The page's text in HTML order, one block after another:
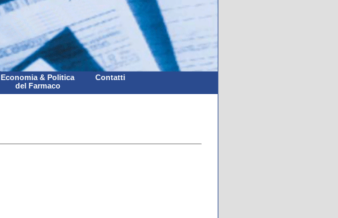
Economia & Politica
del Farmaco
Contatti